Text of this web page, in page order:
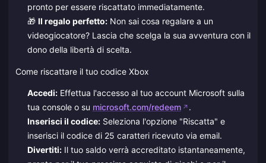
pronto per essere riscattato immediatamente.
🎁 Il regalo perfetto:Non sai cosa regalare a un
videogiocatore? Lascia che scelga la sua avventura con il
dono della libertà di scelta.
Come riscattare il tuo codice Xbox
Accedi:Effettua l'accesso al tuo account Microsoft sulla
tua console o su microsoft.com/redeem
.
Inserisci il codice:Seleziona l'opzione "Riscatta" e
inserisci il codice di 25 caratteri ricevuto via email.
Divertiti:Il tuo saldo verrà accreditato istantaneamente,